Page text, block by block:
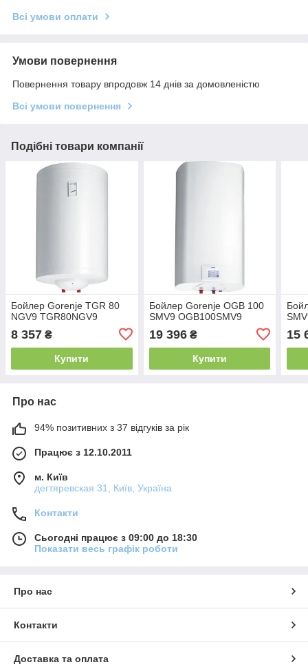
Всі умови оплати
Умови повернення
Повернення товару впродовж 14 днів за домовленістю
Всі умови повернення
Подібні товари компанії
Бойлер Gorenje TGR 80
NGV9 TGR80NGV9
8 357 ₴
Купити
Бойлер Gorenje OGB 100
SMV9 OGB100SMV9
19 396₴
Купити
15
Про нас
94% позитивних з 37 відгуків за рік
Працює з 12.10.2011
м. Київ
дегтяревская 31, Київ, Україна
Контакти
Сьогодні працює з 09:00 до 18:30
Показати весь графік роботи
Про нас
Контакти
Доставка та оплата